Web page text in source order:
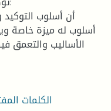
أسلوب له ميزة خاصة
الأساليب والتعمق
الكلمات